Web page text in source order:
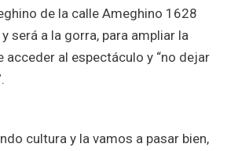
de la calle Ameghino 1628
será a la gorra, para ampliar la
acceder al espectáculo y “no dejar
cultura y la vamos a pasar bien,